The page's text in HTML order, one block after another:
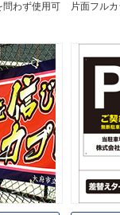
問わず使用可
片面フル